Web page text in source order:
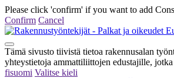
Please click 'confirm' if you want to add
Confirm Cancel
Tämä sivusto tiivistä tietoa rakennusalan
yhteystietoja ammattiliittojen edustajille,
fisuomi Valitse kieli